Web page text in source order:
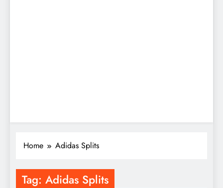
Home Adidas Splits
Tag: Adidas Splits